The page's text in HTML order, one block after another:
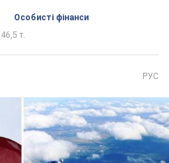
Особисті фінанси
46,5 т.
РУС